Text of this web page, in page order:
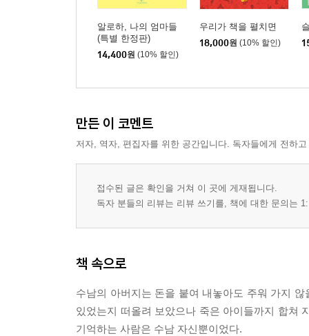
알로하, 나의 엄마들
(특별 한정판)
14,400원 (10% 할인)
우리가 책을 펼치면
18,000원 (10% 할인)
만든 이 코멘트
저자, 역자, 편집자를 위한 공간입니다. 독자들에게 전하
접수된 글은 확인을 거쳐 이 곳에 게재됩니다.
독자 분들의 리뷰는 리뷰 쓰기를, 책에 대한 문의는
책 속으로
수남의 아버지는 돈을 붙여 내놓아도 주워 가지
있었는지 떠올려 보았으나 죽은 아이들까지 합쳐
기억하는 사람은 수남 자신뿐이었다.